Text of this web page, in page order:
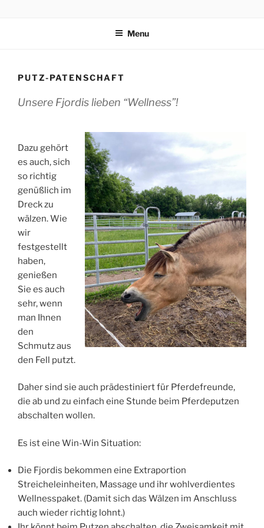
Menu
PUTZ-PATENSCHAFT
Unsere Fjordis lieben “Wellness”!
Dazu gehört
es auch, sich
so richtig
genüßlich im
Dreck zu
wälzen. Wie
wir
festgestellt
haben,
genießen
Sie es auch
sehr, wenn
man Ihnen
den
Schmutz aus
den Fell putzt.
Daher sind sie auch prädestiniert für Pferdefreunde,
die ab und zu einfach eine Stunde beim Pferdeputzen
abschalten wollen.
Es ist eine Win-Win Situation:
Die Fjordis bekommen eine Extraportion
Streicheleinheiten, Massage und ihr wohlverdientes
Wellnesspaket. (Damit sich das Wälzen im Anschluss
auch wieder richtig lohnt.)